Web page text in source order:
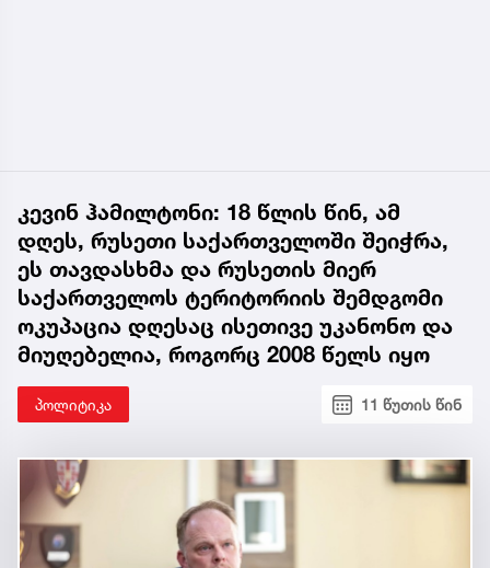
კევინ ჰამილტონი: 18 წლის წინ, ამ
დღეს, რუსეთი საქართველოში შეიჭრა,
ეს თავდასხმა და რუსეთის მიერ
საქართველოს ტერიტორიის შემდგომი
ოკუპაცია დღესაც ისეთივე უკანონო და
მიუღებელია, როგორც 2008 წელს იყო
პოლიტიკა 11 წუთის წინ